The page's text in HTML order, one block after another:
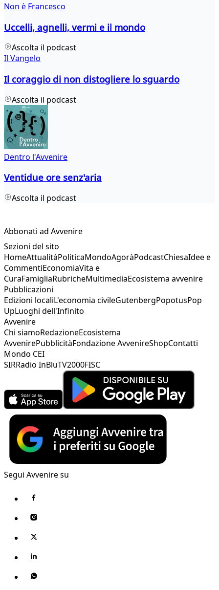
Non è Francesco
Uccelli, agnelli, vermi e il mondo
Ascolta il podcast
Il Vangelo
Il coraggio di non distogliere lo sguardo
Ascolta il podcast
Dentro l'Avvenire
Ventidue ore senz'aria
Ascolta il podcast
Abbonati ad Avvenire
Sezioni del sito
HomeAttualitàPoliticaMondoAgoràPodcastChiesaIdee e
CommentiEconomiaVita e
CuraFamigliaRubricheMultimediaEcosistema avvenire
Pubblicazioni
Edizioni localiL'economia civileGutenbergPopotusPop
UpLuoghi dell'Infinito
Avvenire
Chi siamoRedazioneEcosistema
AvvenirePubblicitàFondazione AvvenireShopContatti
Mondo CEI
SIRRadio InBluTV2000FISC
Segui Avvenire su